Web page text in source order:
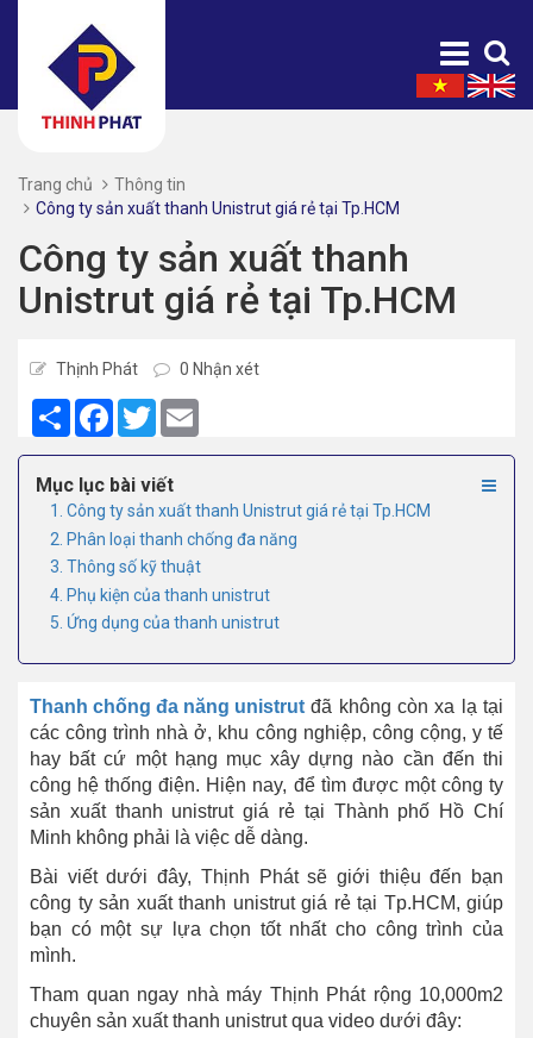
Trang chủ
Thông tin
Công ty sản xuất thanh Unistrut giá rẻ tại Tp.HCM
Công ty sản xuất thanh
Unistrut giá rẻ tại Tp.HCM
Thịnh Phát 0 Nhận xét
Share Facebook
Twitter
Mục lục bài viết
1. Công ty sản xuất thanh Unistrut giá rẻ tại Tp.HCM
2. Phân loại thanh chống đa năng
3. Thông số kỹ thuật
4. Phụ kiện của thanh unistrut
5. Ứng dụng của thanh unistrut
Thanh chống đa năng unistrut đã không còn xa lạ tại
các công trình nhà ở, khu công nghiệp, công cộng, y tế
hay bất cứ một hạng mục xây dựng nào cần đến thi
công hệ thống điện. Hiện nay, để tìm được một công ty
sản xuất thanh unistrut giá rẻ tại Thành phố Hồ Chí
Minh không phải là việc dễ dàng.
Bài viết dưới đây, Thịnh Phát sẽ giới thiệu đến bạn
công ty sản xuất thanh unistrut giá rẻ tại Tp.HCM, giúp
bạn có một sự lựa chọn tốt nhất cho công trình của
mình.
Tham quan ngay nhà máy Thịnh Phát rộng 10,000m2
chuyên sản xuất thanh unistrut qua video dưới đây: